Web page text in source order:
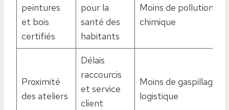
peintures
et bois
certifiés
pour la
santé des
habitants
Moins de pollution
chimique
Proximité
des ateliers
Délais
raccourcis
et service
client
Moins de gaspillage
logistique